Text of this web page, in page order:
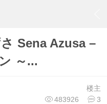
Sena Azusa –
～...
楼主
483926
3